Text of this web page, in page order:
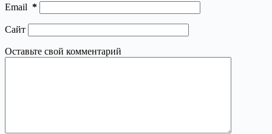
Email *
Сайт
Оставьте свой комментарий